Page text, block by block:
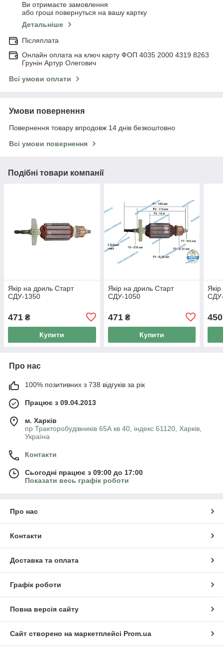
Ви отримаєте замовлення
або гроші повернуться на вашу картку
Детальніше
Післяплата
Онлайн оплата на ключ карту ФОП 4035 2000 4319 8263
Грунін Артур Олегович
Всі умови оплати
Умови повернення
Повернення товару впродовж 14 днів безкоштовно
Всі умови повернення
Подібні товари компанії
Якір на дриль Старт
СДУ-1350
471 ₴
Купити
Якір на дриль Старт
СДУ-1050
471₴
Купити
450
Про нас
100% позитивних з 738 відгуків за рік
Працює з 09.04.2013
м. Харків
пр Тракторобудівників 65А кв 40, індекс 61120, Харків,
Україна
Контакти
Сьогодні працює з 09:00 до 17:00
Показати весь графік роботи
Про нас
Контакти
Доставка та оплата
Графік роботи
Повна версія сайту
Сайт створено на маркетплейсі Prom.ua